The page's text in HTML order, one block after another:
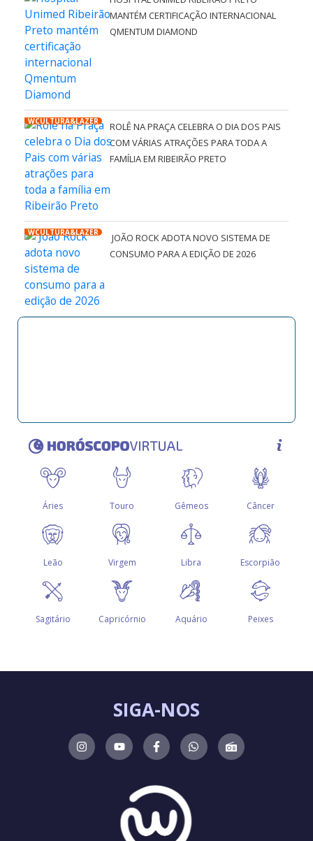
MANTÉM CERTIFICAÇÃO INTERNACIONAL
QMENTUM DIAMOND
WCULTURA&LAZER
ROLÊ NA PRAÇA CELEBRA O DIA DOS PAIS
COM VÁRIAS ATRAÇÕES PARA TODA A
FAMÍLIA EM RIBEIRÃO PRETO
WCULTURA&LAZER
JOÃO ROCK ADOTA NOVO SISTEMA DE
CONSUMO PARA A EDIÇÃO DE 2026
SIGA-NOS